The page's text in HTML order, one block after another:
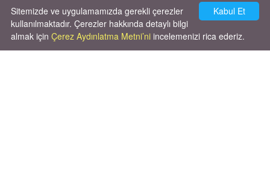
Kabul Et
Sitemizde ve uygulamamızda gerekli çerezler
kullanılmaktadır. Çerezler hakkında detaylı bilgi
almak için Çerez Aydınlatma Metni’ni incelemenizi rica ederiz.